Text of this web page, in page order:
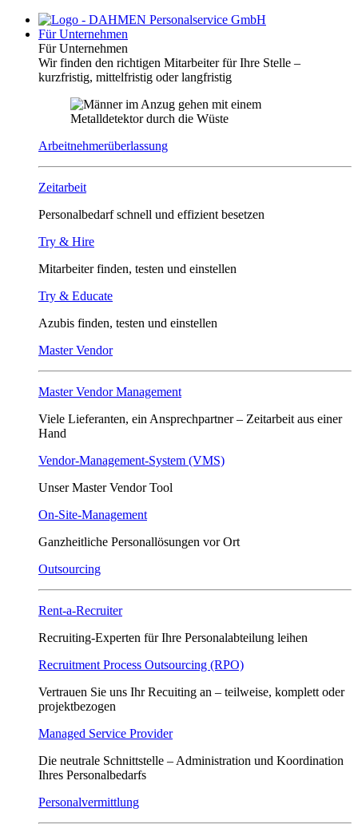
Für Unternehmen
Für Unternehmen
Wir finden den richtigen Mitarbeiter für Ihre Stelle –
kurzfristig, mittelfristig oder langfristig
Arbeitnehmerüberlassung
Zeitarbeit
Personalbedarf schnell und effizient besetzen
Try & Hire
Mitarbeiter finden, testen und einstellen
Try & Educate
Azubis finden, testen und einstellen
Master Vendor
Master Vendor Management
Viele Lieferanten, ein Ansprech­partner – Zeitarbeit aus einer
Hand
Vendor-Management-System (VMS)
Unser Master Vendor Tool
On-Site-Management
Ganzheitliche Personallösungen vor Ort
Outsourcing
Rent-a-Recruiter
Recruiting-Experten für Ihre Personalabteilung leihen
Recruitment Process Outsourcing (RPO)
Vertrauen Sie uns Ihr Recuiting an – teilweise, komplett oder
projektbezogen
Managed Service Provider
Die neutrale Schnittstelle – Administration und Koordination
Ihres Personalbedarfs
Personalvermittlung